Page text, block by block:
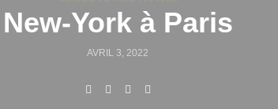
New-York à Paris
AVRIL 3, 2022